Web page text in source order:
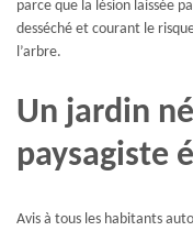
parce que la lésion laissée
desséché et courant le
l’arbre.
Un jardin
paysagiste
Avis à tous les habitants